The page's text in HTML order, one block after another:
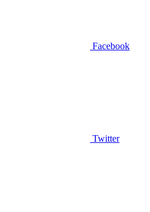
Facebook
Twitter